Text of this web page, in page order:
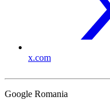
x.com
Google Romania